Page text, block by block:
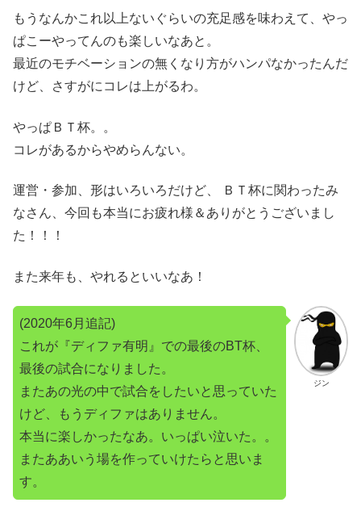
もうなんかこれ以上ないぐらいの充足感を味わえて、やっ
ぱこーやってんのも楽しいなあと。
最近のモチベーションの無くなり方がハンパなかったんだ
けど、さすがにコレは上がるわ。
やっぱＢＴ杯。。
コレがあるからやめらんない。
運営・参加、形はいろいろだけど、 ＢＴ杯に関わったみ
なさん、今回も本当にお疲れ様＆ありがとうございまし
た！！！
また来年も、やれるといいなあ！
ジン
(2020年6月追記)
これが『ディファ有明』での最後のBT杯、
最後の試合になりました。
またあの光の中で試合をしたいと思っていた
けど、もうディファはありません。
本当に楽しかったなあ。いっぱい泣いた。。
またああいう場を作っていけたらと思いま
す。